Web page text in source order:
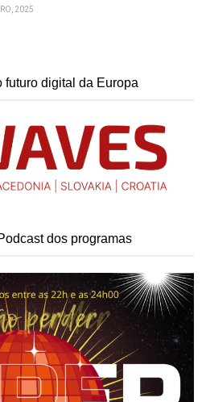
2025
futuro digital da Europa
dos programas